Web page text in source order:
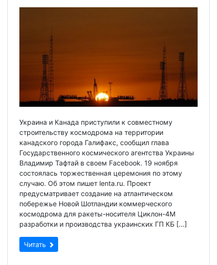
Украина и Канада приступили к совместному
строительству космодрома на территории
канадского города Галифакс, сообщил глава
Государственного космического агентства Украины
Владимир Тафтай в своем Facebook. 19 ноября
состоялась торжественная церемония по этому
случаю. Об этом пишет lenta.ru. Проект
предусматривает создание на атлантическом
побережье Новой Шотландии коммерческого
космодрома для ракеты-носителя Циклон-4М
разработки и производства украинских ГП КБ […]
Читать